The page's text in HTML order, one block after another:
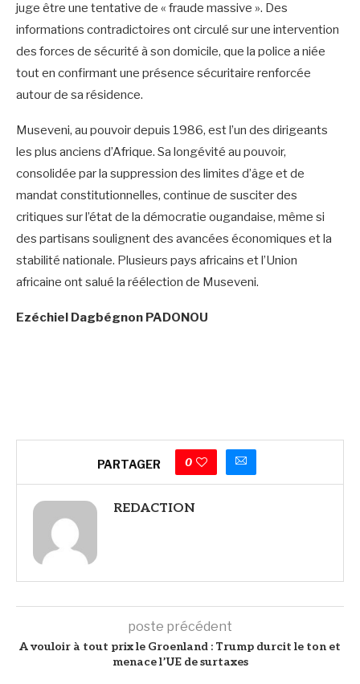
juge être une tentative de « fraude massive ». Des
informations contradictoires ont circulé sur une intervention
des forces de sécurité à son domicile, que la police a niée
tout en confirmant une présence sécuritaire renforcée
autour de sa résidence.
Museveni, au pouvoir depuis 1986, est l’un des dirigeants
les plus anciens d’Afrique. Sa longévité au pouvoir,
consolidée par la suppression des limites d’âge et de
mandat constitutionnelles, continue de susciter des
critiques sur l’état de la démocratie ougandaise, même si
des partisans soulignent des avancées économiques et la
stabilité nationale. Plusieurs pays africains et l’Union
africaine ont salué la réélection de Museveni.
Ezéchiel Dagbégnon PADONOU
PARTAGER 0
REDACTION
poste précédent
A vouloir à tout prix le Groenland : Trump durcit le ton et
menace l’UE de surtaxes